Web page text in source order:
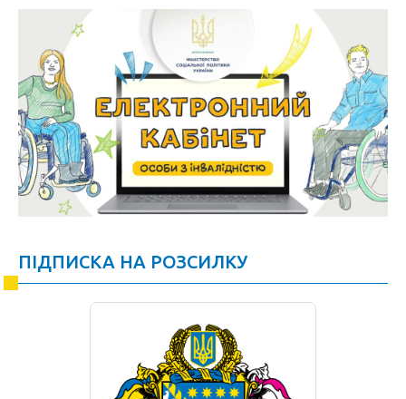
ПІДПИСКА НА РОЗСИЛКУ